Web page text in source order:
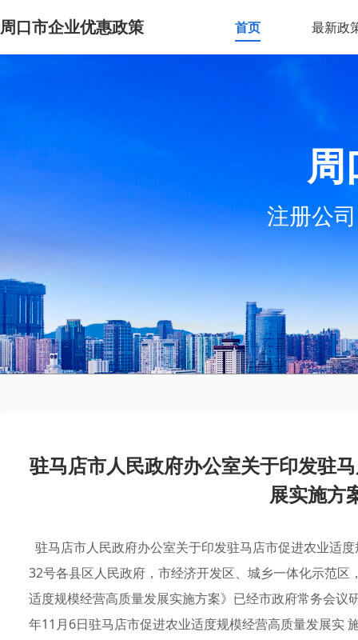
周口市企业优惠政策 首页 最新政
周
注册公
驻马店市人民政府办公室关于印发驻
展实施方
驻马店市人民政府办公室关于印发驻马店市促进农业适
32号各县区人民政府，市经济开发区、城乡一体化示范
适度规模经营高质量发展实施方案》已经市政府常务会
年11月6日驻马店市促进农业适度规模经营高质量发展实